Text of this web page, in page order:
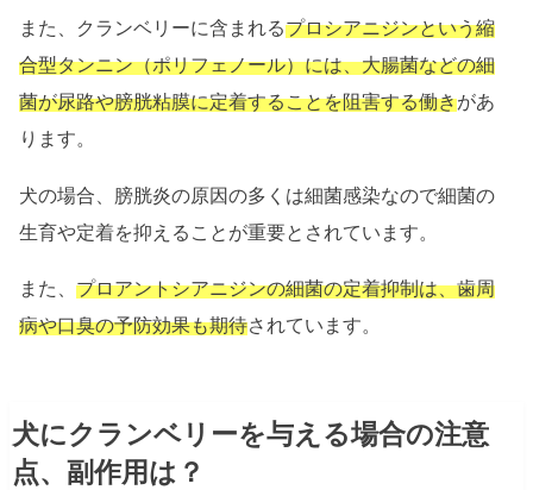
また、クランベリーに含まれるプロシアニジンという縮
合型タンニン（ポリフェノール）には、大腸菌などの細
菌が尿路や膀胱粘膜に定着することを阻害する働きがあ
ります。
犬の場合、膀胱炎の原因の多くは細菌感染なので細菌の
生育や定着を抑えることが重要とされています。
また、プロアントシアニジンの細菌の定着抑制は、歯周
病や口臭の予防効果も期待されています。
犬にクランベリーを与える場合の注意
点、副作用は？